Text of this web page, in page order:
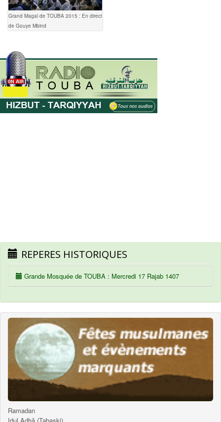
Grand Magal de TOUBA 2015 : En direct
de Gouye Mbind
REPERES HISTORIQUES
Grande Mosquée de TOUBA : Mercredi 17 Rajab 1407
Ramadan